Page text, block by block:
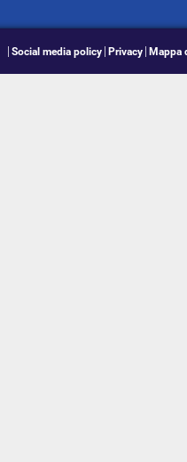
Social media policy Privacy Mappa